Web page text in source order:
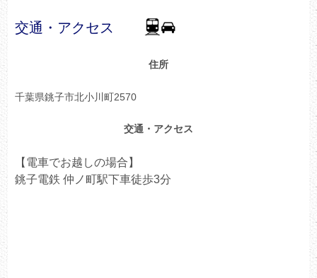
交通・アクセス
住所
千葉県銚子市北小川町2570
交通・アクセス
【電車でお越しの場合】
銚子電鉄 仲ノ町駅下車徒歩3分